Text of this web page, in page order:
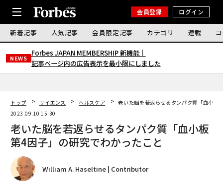
会員登録 ログイン
新着記事 人気記事 会員限定記事 カテゴリ 連載
NEWS
Forbes JAPAN MEMBERSHIP 新機能｜
記事ページ内の広告表示を最小限にしました
トップ サイエンス ヘルスケア
老いた脳を若返らせるタンパク質「血小板
2023.09.10 15:30
老いた脳を若返らせるタンパク質「血小板
第4因子」の研究でわかったこと
William A. Haseltine | Contributor